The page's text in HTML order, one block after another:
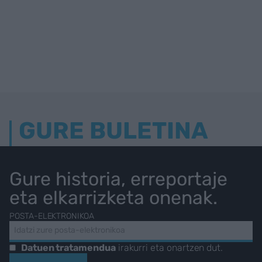
GURE BULETINA
Gure historia, erreportaje
eta elkarrizketa onenak.
POSTA-ELEKTRONIKOA
Datuen tratamenduairakurri eta onartzen dut.